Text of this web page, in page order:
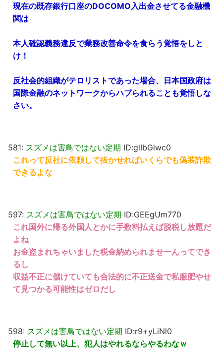
現在の既存銀行口座のDOCOMO入出金させてる金融機
関は
本人確認義務違反で業務改善命令を食らう覚悟をしと
け！
反社会的組織がテロリストであった場合、日本国政府は
国際金融のネットワークからハプられることも覚悟しな
さい。
581: スズメは害鳥ではない定期 ID:glIbGlwc0
これって反社に依頼して抜かせればいくらでも偽装詐欺
できるよな
597: スズメは害鳥ではない定期 ID:GEEgUm770
これ国外に帰る外国人とかに手数料払えば脱税し放題だ
よね
お金盗まれちゃいました税金納められませーんってでき
るし
収益不正に儲けていても合法的に不正送金で私服肥やせ
て見つかる可能性はゼロだし
598: スズメは害鳥ではない定期 ID:r9+yLiNl0
停止して無い以上、犯人はやれるならやるわなｗ